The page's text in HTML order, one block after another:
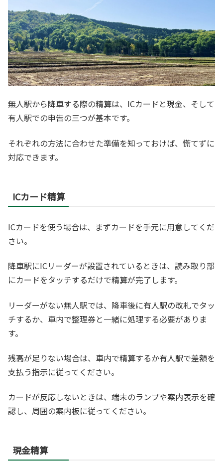
無人駅から降車する際の精算は、ICカードと現金、そして
有人駅での申告の三つが基本です。
それぞれの方法に合わせた準備を知っておけば、慌てずに
対応できます。
ICカード精算
ICカードを使う場合は、まずカードを手元に用意してくだ
さい。
降車駅にICリーダーが設置されているときは、読み取り部
にカードをタッチするだけで精算が完了します。
リーダーがない無人駅では、降車後に有人駅の改札でタッ
チするか、車内で整理券と一緒に処理する必要がありま
す。
残高が足りない場合は、車内で精算するか有人駅で差額を
支払う指示に従ってください。
カードが反応しないときは、端末のランプや案内表示を確
認し、周囲の案内板に従ってください。
現金精算